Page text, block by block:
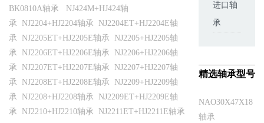
BK0810A轴承
NJ424M+HJ424轴
承
NJ2204+HJ2204轴承
NJ2204ET+HJ2204E轴
承
NJ2205ET+HJ2205E轴承
NJ2205+HJ2205轴
承
NJ2206ET+HJ2206E轴承
NJ2206+HJ2206轴
承
NJ2207ET+HJ2207E轴承
NJ2207+HJ2207轴
承
NJ2208ET+HJ2208E轴承
NJ2209+HJ2209轴
承
NJ2208+HJ2208轴承
NJ2209ET+HJ2209E轴
承
NJ2210+HJ2210轴承 NJ2211ET+HJ2211E轴承
进口轴
承
精选轴承型号
NAO30X47X18
轴承